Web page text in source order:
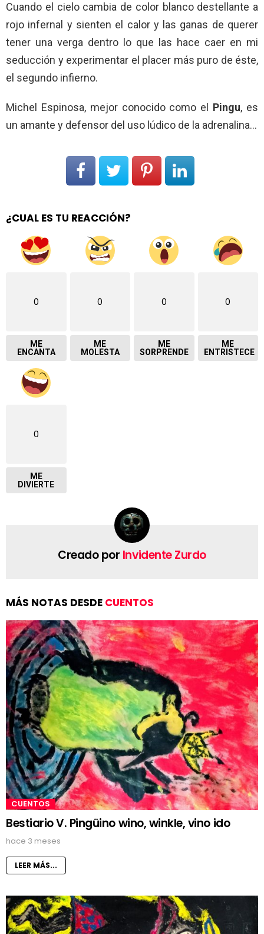
Cuando el cielo cambia de color blanco destellante a
rojo infernal y sienten el calor y las ganas de querer
tener una verga dentro lo que las hace caer en mi
seducción y experimentar el placer más puro de éste,
el segundo infierno.
Michel Espinosa, mejor conocido como el Pingu, es
un amante y defensor del uso lúdico de la adrenalina…
¿CUAL ES TU REACCIÓN?
0
ME
ENCANTA
0
ME
MOLESTA
0
ME
SORPRENDE
0
ME
ENTRISTECE
0
ME
DIVIERTE
Creado por Invidente Zurdo
MÁS NOTAS DESDE CUENTOS
CUENTOS
Bestiario V. Pingüino wino, winkle, vino ido
hace 3 meses
LEER MÁS...